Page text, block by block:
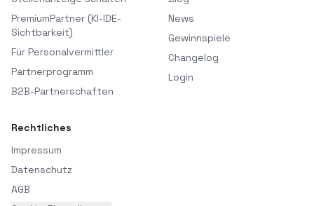
PremiumPartner (KI-IDE-
Sichtbarkeit)
Für Personalvermittler
Partnerprogramm
B2B-Partnerschaften
News
Gewinnspiele
Changelog
Login
Rechtliches
Impressum
Datenschutz
AGB